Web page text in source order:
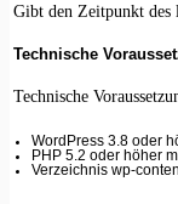
Gibt den Zeitpunkt des
Technische
Technische
WordPress 3.8 oder
PHP 5.2 oder höher
Verzeichnis wp-